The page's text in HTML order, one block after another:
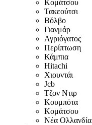
Κομάτσου
Τακεούτσι
Βόλβο
Γιανμάρ
Αγριόγατος
Περίπτωση
Κάμπια
Hitachi
Χιουντάι
Jcb
Τζον Ντιρ
Κουμπότα
Κομάτσου
Νέα Ολλανδία